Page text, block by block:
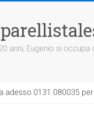
anni, Eugenio si
adesso 0131 080035